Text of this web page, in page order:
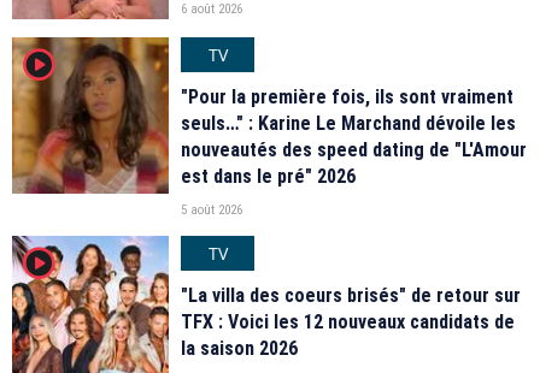
6 août 2026
player2
TV
"Pour la première fois, ils sont vraiment
seuls…" : Karine Le Marchand dévoile les
nouveautés des speed dating de "L'Amour
est dans le pré" 2026
5 août 2026
player2
TV
"La villa des coeurs brisés" de retour sur
TFX : Voici les 12 nouveaux candidats de
la saison 2026